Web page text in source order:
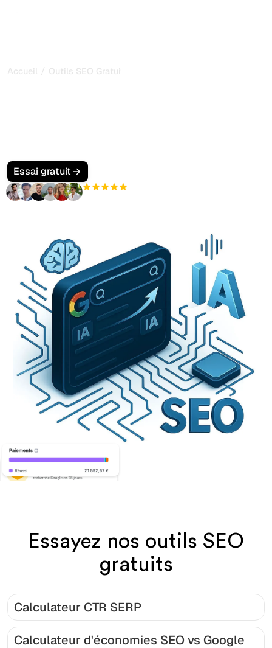
Accueil / Outils SEO Gratuits
Essai gratuit
Essayez nos outils SEO
gratuits
Calculateur CTR SERP
Calculateur d'économies SEO vs Google